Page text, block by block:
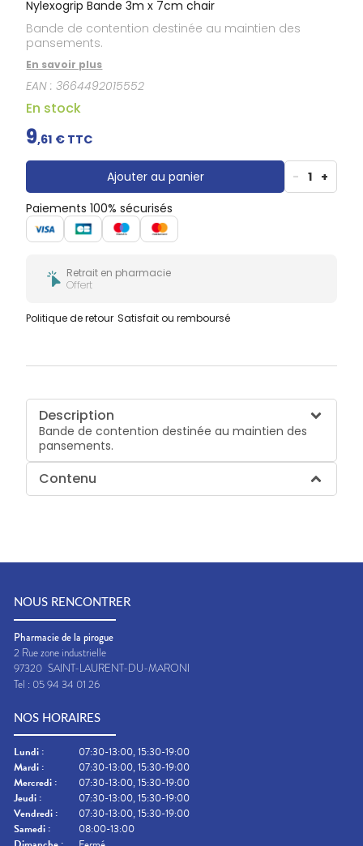
Nylexogrip Bande 3m x 7cm chair
Bande de contention destinée au maintien des
pansements.
En savoir plus
EAN :3664492015552
En stock
9,61 € TTC
Ajouter au panier - 1 +
Paiements 100% sécurisés
Retrait en pharmacie
Offert
Politique de retour Satisfait ou remboursé
Description
Bande de contention destinée au maintien des
pansements.
Contenu
NOUS RENCONTRER
Pharmacie de la pirogue
2 Rue zone industrielle
97320 SAINT-LAURENT-DU-MARONI
Tel : 05 94 34 01 26
NOS HORAIRES
Lundi :
07:30-13:00, 15:30-19:00
Mardi :
07:30-13:00, 15:30-19:00
Mercredi :
07:30-13:00, 15:30-19:00
Jeudi :
07:30-13:00, 15:30-19:00
Vendredi :
07:30-13:00, 15:30-19:00
Samedi :
08:00-13:00